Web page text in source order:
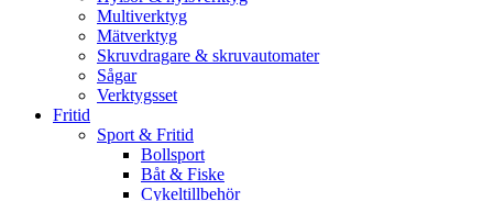
Multiverktyg
Mätverktyg
Skruvdragare & skruvautomater
Sågar
Verktygsset
Fritid
Sport & Fritid
Bollsport
Båt & Fiske
Cykeltillbehör